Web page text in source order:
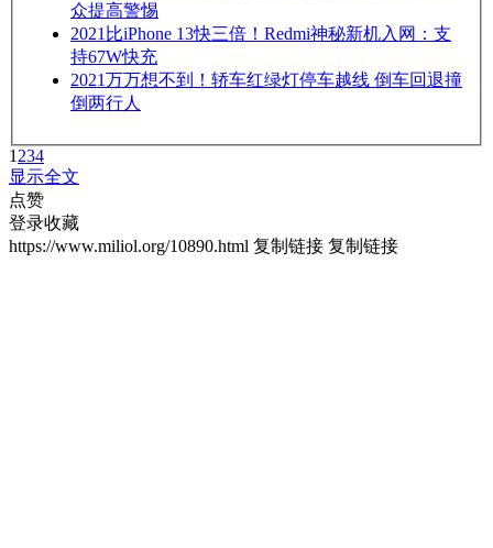
众提高警惕
2021 比iPhone 13快三倍！Redmi神秘新机入网：支
持67W快充
2021万万想不到！轿车红绿灯停车越线 倒车回退撞
倒两行人
1 234
显示全文
点赞
登录收藏
https://www.miliol.org/10890.html 复制链接 复制链接